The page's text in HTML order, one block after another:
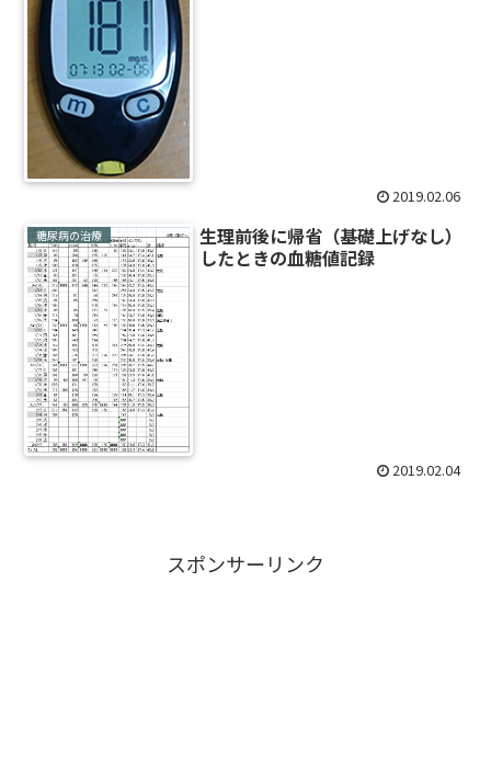
2019.02.06
糖尿病の治療
生理前後に帰省（基礎上げなし）
したときの血糖値記録
2019.02.04
スポンサーリンク